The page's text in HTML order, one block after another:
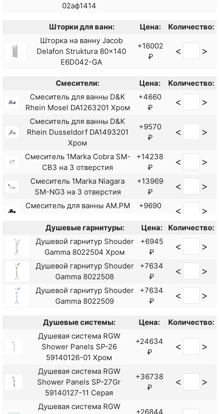
02аф1414
Шторки для ванн: Цена:
Количество:
Шторка на ванну Jacob
Delafon Struktura 80x140
E6D042-GA
+16002
₽
< >
Смесители: Цена:
Количество:
Смеситель для ванны D&K
Rhein Mosel DA1263201 Хром
+4660
₽
< >
Смеситель для ванны D&K
Rhein Dusseldorf DA1493201
Хром
+9570
₽
< >
Смеситель 1Marka Cobra SM-
CB3 на 3 отверстия
+14238
₽
< >
Смеситель 1Marka Niagara
SM-NG3 на 3 отверстия
+13969
₽
< >
Смеситель для ванны AM.PM
+9690
< >
Смеситель для ванны Haiba
HB60572 с душевым
гарнитуром Хром
₽
Смеситель для ванны Haiba
HB60590-7 с душевым
гарнитуром Черный
+8326
₽
< >
Смеситель для ванны Lemark
+9843
Смеситель для ванны Rush
Bering BE5535-44 Хром
+9230
Смеситель для ванны Rush
Corsica CO4240-51
универсальный Хром
+6570
Смеситель для ванны Rush
Fiji FI1835-51 универсальный
Хром
+4891
Душевые гарнитуры: Цена:
Количество:
Душевой гарнитур Shouder
Gamma 8022504 Хром
+6945
₽
< >
Душевой гарнитур Shouder
Gamma 8022508
+7634
₽
< >
Душевой гарнитур Shouder
Gamma 8022509
+7634
₽
< >
Душевые системы: Цена:
Количество:
Душевая система RGW
Shower Panels SP-26
59140126-01 Хром
+24634
₽
< >
Душевая система RGW
Shower Panels SP-27Gr
59140127-11 Серая
+36738
₽
< >
Душевая система RGW
+26844